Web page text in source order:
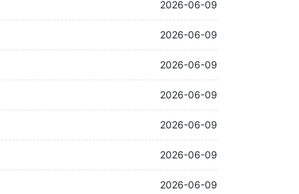
2026-06-09
2026-06-09
2026-06-09
2026-06-09
2026-06-09
2026-06-09
2026-06-09